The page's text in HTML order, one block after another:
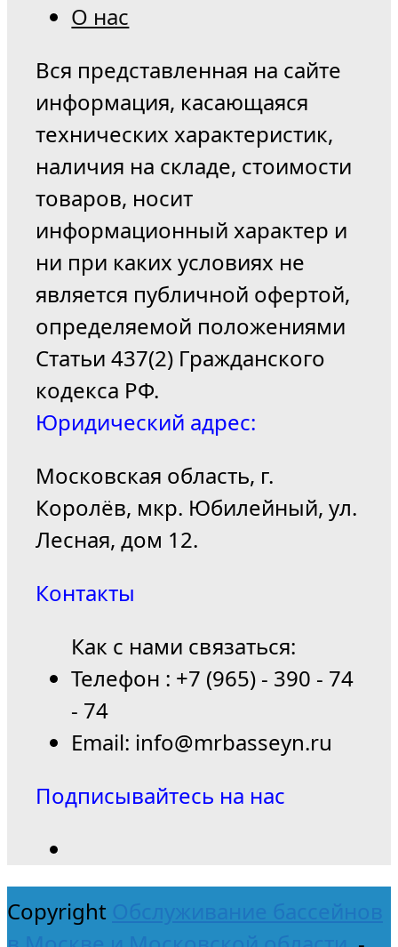
О нас
Вся представленная на сайте
информация, касающаяся
технических характеристик,
наличия на складе, стоимости
товаров, носит
информационный характер и
ни при каких условиях не
является публичной офертой,
определяемой положениями
Статьи 437(2) Гражданского
кодекса РФ.
Юридический адрес:
Московская область, г.
Королёв, мкр. Юбилейный, ул.
Лесная, дом 12.
Контакты
Как с нами связаться:
Телефон : +7 (965) - 390 - 74
- 74
Email: info@mrbasseyn.ru
Подписывайтесь на нас
Copyright Обслуживание бассейнов